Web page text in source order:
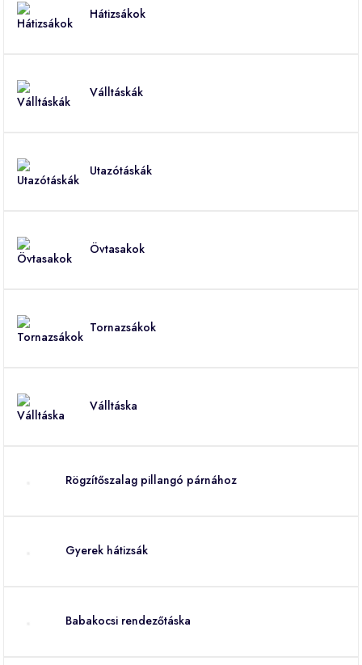
Hátizsákok
Válltáskák
Utazótáskák
Övtasakok
Tornazsákok
Válltáska
Rögzítőszalag pillangó párnához
Gyerek hátizsák
Babakocsi rendezőtáska